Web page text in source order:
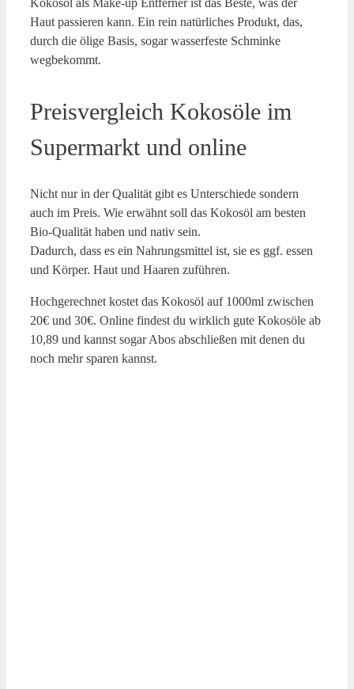
Haut passieren kann. Ein rein natürliches Produkt, das,
durch die ölige Basis, sogar wasserfeste Schminke
wegbekommt.
Preisvergleich Kokosöle im
Supermarkt und online
Nicht nur in der Qualität gibt es Unterschiede sondern
auch im Preis. Wie erwähnt soll das Kokosöl am besten
Bio-Qualität haben und nativ sein.
Dadurch, dass es ein Nahrungsmittel ist, sie es ggf. essen
und Körper. Haut und Haaren zuführen.
Hochgerechnet kostet das Kokosöl auf 1000ml zwischen
20€ und 30€. Online findest du wirklich gute Kokosöle ab
10,89 und kannst sogar Abos abschließen mit denen du
noch mehr sparen kannst.